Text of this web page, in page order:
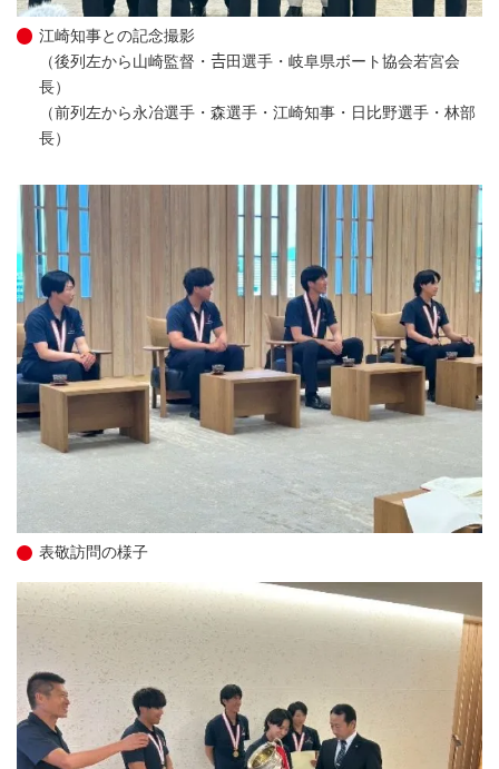
江崎知事との記念撮影
（後列左から山崎監督・𠮷田選手・岐阜県ボート協会若宮会
長）
（前列左から永冶選手・森選手・江崎知事・日比野選手・林部
長）
表敬訪問の様子